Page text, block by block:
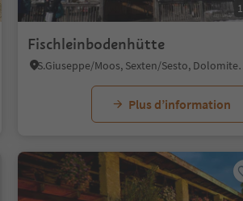
Fischleinbodenhütte
S.Giuseppe/
Plus d’information